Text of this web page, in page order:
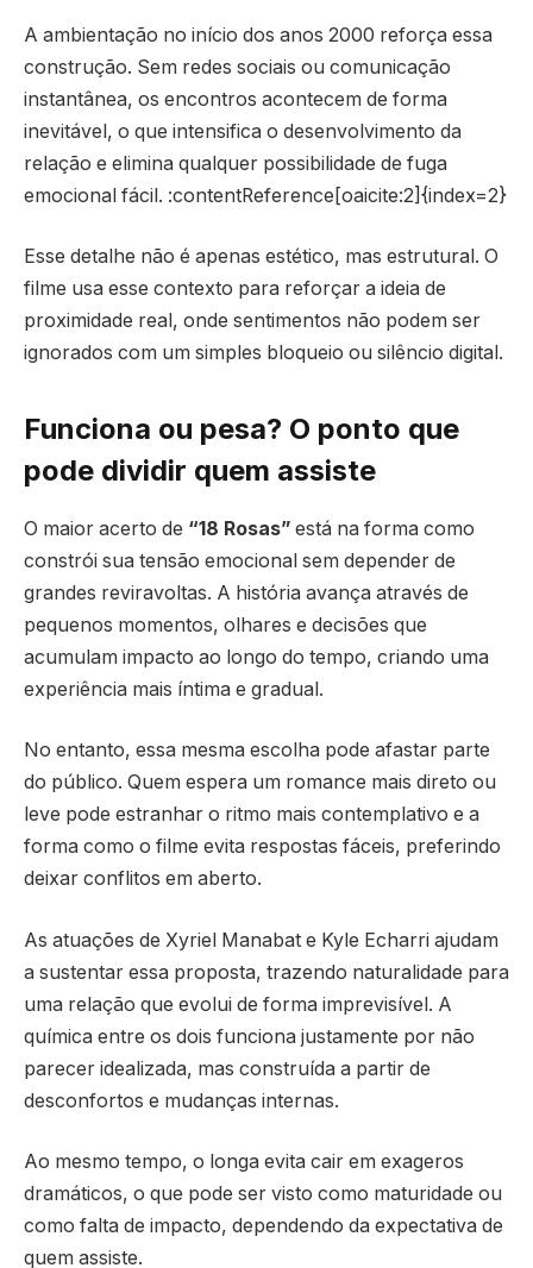
A ambientação no início dos anos 2000 reforça essa
construção. Sem redes sociais ou comunicação
instantânea, os encontros acontecem de forma
inevitável, o que intensifica o desenvolvimento da
relação e elimina qualquer possibilidade de fuga
emocional fácil. :contentReference[oaicite:2]{index=2}
Esse detalhe não é apenas estético, mas estrutural. O
filme usa esse contexto para reforçar a ideia de
proximidade real, onde sentimentos não podem ser
ignorados com um simples bloqueio ou silêncio digital.
Funciona ou pesa? O ponto que
pode dividir quem assiste
O maior acerto de “18 Rosas” está na forma como
constrói sua tensão emocional sem depender de
grandes reviravoltas. A história avança através de
pequenos momentos, olhares e decisões que
acumulam impacto ao longo do tempo, criando uma
experiência mais íntima e gradual.
No entanto, essa mesma escolha pode afastar parte
do público. Quem espera um romance mais direto ou
leve pode estranhar o ritmo mais contemplativo e a
forma como o filme evita respostas fáceis, preferindo
deixar conflitos em aberto.
As atuações de Xyriel Manabat e Kyle Echarri ajudam
a sustentar essa proposta, trazendo naturalidade para
uma relação que evolui de forma imprevisível. A
química entre os dois funciona justamente por não
parecer idealizada, mas construída a partir de
desconfortos e mudanças internas.
Ao mesmo tempo, o longa evita cair em exageros
dramáticos, o que pode ser visto como maturidade ou
como falta de impacto, dependendo da expectativa de
quem assiste.